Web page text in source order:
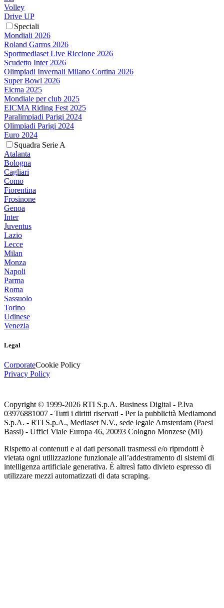
Volley
Drive UP
Speciali
Mondiali 2026
Roland Garros 2026
Sportmediaset Live Riccione 2026
Scudetto Inter 2026
Olimpiadi Invernali Milano Cortina 2026
Super Bowl 2026
Eicma 2025
Mondiale per club 2025
EICMA Riding Fest 2025
Paralimpiadi Parigi 2024
Olimpiadi Parigi 2024
Euro 2024
Squadra Serie A
Atalanta
Bologna
Cagliari
Como
Fiorentina
Frosinone
Genoa
Inter
Juventus
Lazio
Lecce
Milan
Monza
Napoli
Parma
Roma
Sassuolo
Torino
Udinese
Venezia
Legal
CorporateCookie Policy
Privacy Policy
Copyright © 1999-2026 RTI S.p.A. Business Digital - P.Iva
03976881007 - Tutti i diritti riservati - Per la pubblicità Mediamond
S.p.A. - RTI S.p.A., Mediaset N.V., sede legale Amsterdam (Paesi
Bassi) - Uffici Viale Europa 46, 20093 Cologno Monzese (MI)
Rispetto ai contenuti e ai dati personali trasmessi e/o riprodotti è
vietata ogni utilizzazione funzionale all’addestramento di sistemi di
intelligenza artificiale generativa. È altresì fatto divieto espresso di
utilizzare mezzi automatizzati di data scraping.